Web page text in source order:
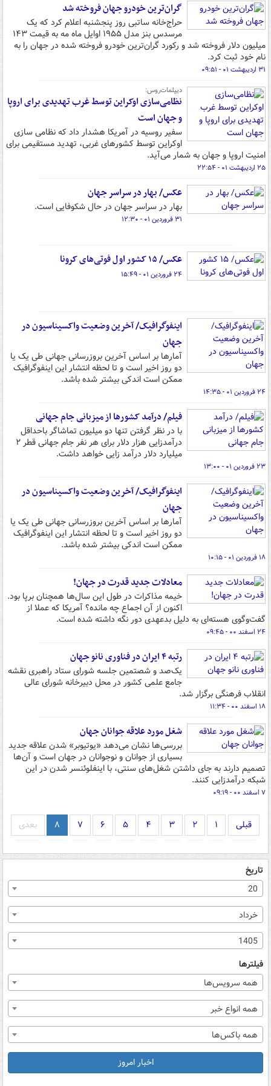
گران‌ترین خودرو جهان فروخته شد
حراج‌خانه ساتبی روز پنجشنبه اعلام کرد که یک
مرسدس بنز مدل ۱۹۵۵ اوایل ماه مه به قیمت ۱۴۳
میلیون دلار فروخته شد و رکورد گران‌ترین خودرو فروخته شده در جهان را به
نام خود ثبت کرد.
۳۱ اردیبهشت ۰۱ - ۰۹:۵۱
دیپلمات‌روس:
نظامی‌سازی اوکراین توسط غرب تهدیدی برای اروپا
و جهان است
سفیر روسیه در آمریکا هشدار داد که نظامی سازی
اوکراین توسط کشورهای غربی، تهدید مستقیمی برای
امنیت اروپا و جهان به شمار می‌آید.
۲۵ اردیبهشت ۰۱ - ۲۲:۵۴
عکس/ بهار در سراسر جهان
بهار در سراسر جهان در حال شکوفایی است.
۳۱ فروردین ۰۱ - ۱۲:۳۰
عکس/ ۱۵ کشور اول فوتی‌های کرونا
۲۴ فروردین ۰۱ - ۱۵:۴۹
اینفوگرافیک/ آخرین وضعیت واکسیناسیون در
جهان
آمارها بر اساس آخرین بروزرسانی جهانی طی یک یا
دو روز اخیر است و تا لحظه انتشار این اینفوگرافیک
ممکن است اندکی بیشتر شده باشد.
۲۴ فروردین ۰۱ - ۱۴:۳۵
فیلم/ درآمد کشورها از میزبانی جام جهانی
با در نظر گرفتن تنها دو میلیون تماشاگر باحداقل
درآمدزایی هزار دلار برای هر نفر جام جهانی قطر ۲
میلیارد دلار درآمد زایی خواهد داشت.
۲۳ فروردین ۰۱ - ۱۳:۰۰
اینفوگرافیک/ آخرین وضعیت واکسیناسیون در
جهان
آمارها بر اساس آخرین بروزرسانی جهانی طی یک یا
دو روز اخیر است و تا لحظه انتشار این اینفوگرافیک
ممکن است اندکی بیشتر شده باشد.
۱۸ فروردین ۰۱ - ۱۰:۱۵
معادلات جدید قدرت در جهان!
خیمه مذاکرات در طول این سال‌ها همچنان برپا بود.
اکنون از آن اجماع چه مانده؟ آمریکا که عملا از
گفت‌وگوی هسته‌ای به دلیل بدعهدی دور نگه داشته شده است.
۲۴ اسفند ۰۰ - ۰۹:۴۵
رتبه ۴ ایران در فناوری نانو جهان
یک‌صد و شصتمین جلسه شورای ستاد راهبری نقشه
جامع علمی کشور در محل دبیرخانه شورای عالی
انقلاب فرهنگی برگزار شد.
۱۸ اسفند ۰۰ - ۱۱:۳۴
شغل مورد علاقه جوانان جهان
بررسی‌ها نشان می‌دهد «یوتیوبر» شدن علاقه جدید
بسیاری از جوانان و نوجوانان در جهان است و آن‌ها
تصمیم دارند به جای داشتن شغل‌های سنتی، با اینفلوئنسر شدن در این
شبکه درآمدزایی کنند.
۷ اسفند ۰۰ - ۰۹:۱۹
قبلی ۱ ۲ ۳ ۴ ۵ ۶ ۷ ۸ بعدی
تاریخ
20
خرداد
1405
فیلترها
همه سرویس‌ها
همه انواع خبر
همه باکس‌ها
اخبار امروز